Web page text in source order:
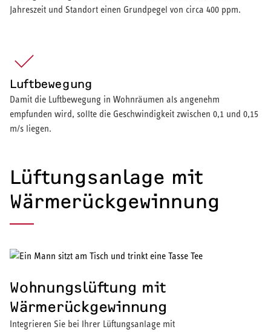
Jahreszeit und Standort einen Grundpegel von circa 400 ppm.
Luftbewegung
Damit die Luftbewegung in Wohnräumen als angenehm
empfunden wird, sollte die Geschwindigkeit zwischen 0,1 und 0,15
m/s liegen.
Lüftungsanlage mit
Wärmerück­gewinnung
Wohnungslüftung mit
Wärmerückgewinnung
Integrieren Sie bei Ihrer Lüftungsanlage mit